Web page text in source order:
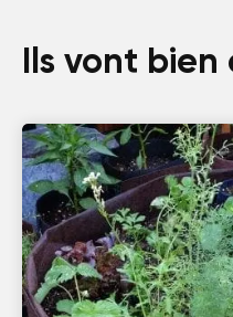
Ils vont bien